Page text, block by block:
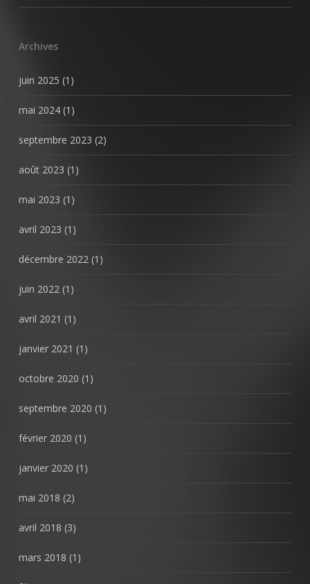
Archives
juin 2025 (1)
mai 2024(1)
septembre 2023 (2)
août 2023 (1)
mai 2023 (1)
avril 2023 (1)
décembre 2022(1)
juin 2022(1)
avril 2021 (1)
janvier 2021 (1)
octobre 2020 (1)
septembre 2020 (1)
février 2020 (1)
janvier 2020 (1)
mai 2018 (2)
avril 2018 (3)
mars 2018 (1)